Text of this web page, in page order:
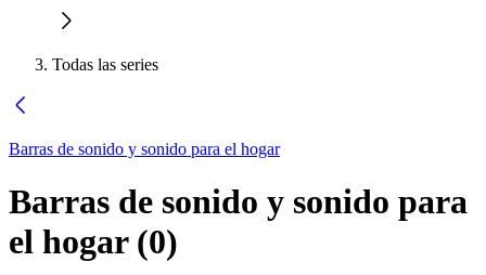
Todas las series
Barras de sonido y sonido para el hogar
Barras de sonido y sonido para
el hogar(0)